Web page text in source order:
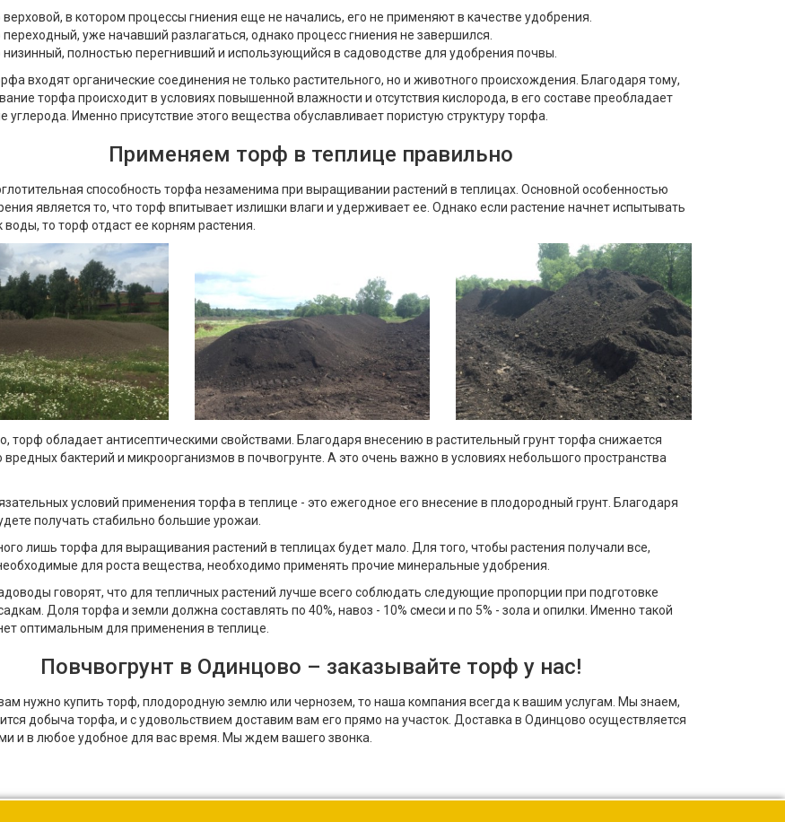
в котором процессы гниения еще не начались, его не применяют в качестве удобрения.
уже начавший разлагаться, однако процесс гниения не завершился.
полностью перегнивший и использующийся в садоводстве для удобрения почвы.
входят органические соединения не только растительного, но и животного происхождения. Благодаря тому,
торфа происходит в условиях повышенной влажности и отсутствия кислорода, в его составе преобладает
углерода. Именно присутствие этого вещества обуславливает пористую структуру торфа.
Применяем торф в теплице правильно
способность торфа незаменима при выращивании растений в теплицах. Основной особенностью
является то, что торф впитывает излишки влаги и удерживает ее. Однако если растение начнет испытывать
воды, то торф отдаст ее корням растения.
торф обладает антисептическими свойствами. Благодаря внесению в растительный грунт торфа снижается
вредных бактерий и микроорганизмов в почвогрунте. А это очень важно в условиях небольшого пространства
условий применения торфа в теплице - это ежегодное его внесение в плодородный грунт. Благодаря
получать стабильно большие урожаи.
лишь торфа для выращивания растений в теплицах будет мало. Для того, чтобы растения получали все,
для роста вещества, необходимо применять прочие минеральные удобрения.
говорят, что для тепличных растений лучше всего соблюдать следующие пропорции при подготовке
Доля торфа и земли должна составлять по 40%, навоз - 10% смеси и по 5% - зола и опилки. Именно такой
оптимальным для применения в теплице.
Повчвогрунт в Одинцово – заказывайте торф у нас!
нужно купить торф, плодородную землю или чернозем, то наша компания всегда к вашим услугам. Мы знаем,
добыча торфа, и с удовольствием доставим вам его прямо на участок. Доставка в Одинцово осуществляется
и в любое удобное для вас время. Мы ждем вашего звонка.